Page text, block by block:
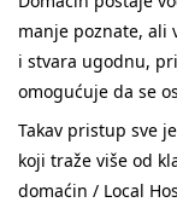
manje poznate, ali
i stvara ugodnu,
omogućuje da se
Takav pristup sve
koji traže više od
domaćin / Local